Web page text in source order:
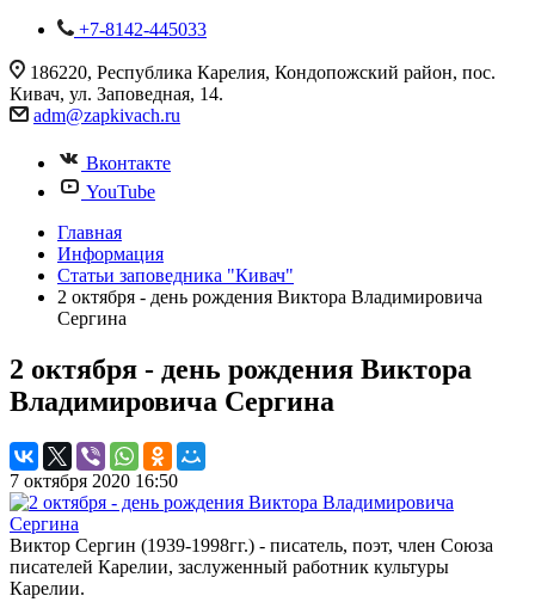
+7-8142-445033
186220, Республика Карелия, Кондопожский район, пос.
Кивач, ул. Заповедная, 14.
adm@zapkivach.ru
Вконтакте
YouTube
Главная
Информация
Статьи заповедника "Кивач"
2 октября - день рождения Виктора Владимировича
Сергина
2 октября - день рождения Виктора
Владимировича Сергина
7 октября 2020 16:50
Виктор Сергин (1939-1998гг.) - писатель, поэт, член Союза
писателей Карелии, заслуженный работник культуры
Карелии.